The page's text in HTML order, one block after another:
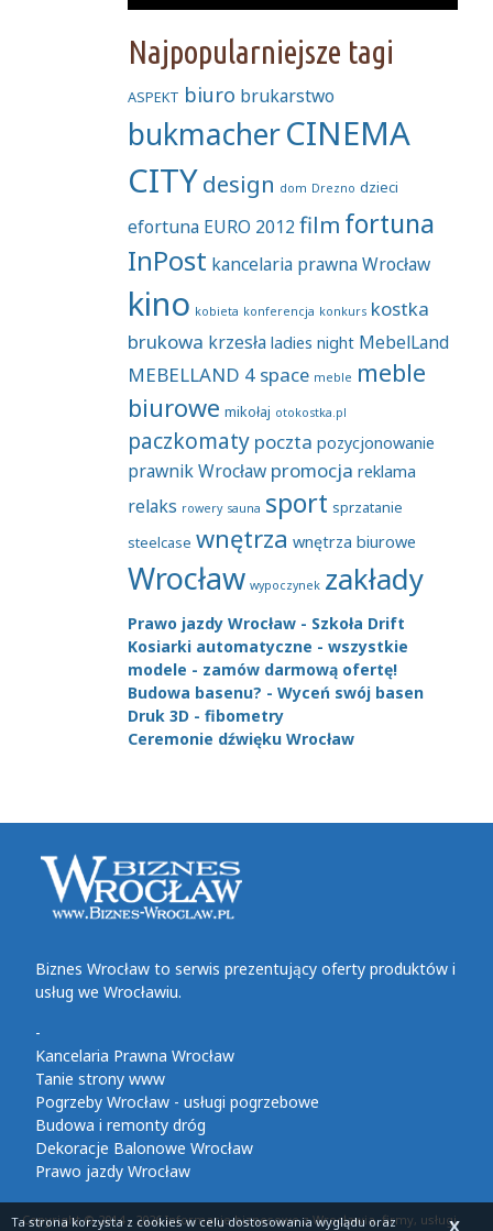
Najpopularniejsze tagi
ASPEKT biuro brukarstwo
bukmacherCINEMA
CITYdesign dom Drezno dzieci
efortuna EURO 2012film fortuna
InPost kancelaria prawna Wrocław
kino kobieta konferencja konkurs kostka
brukowa krzesła ladies night MebelLand
MEBELLAND 4 space meble meble
biurowe mikołaj otokostka.pl
paczkomaty poczta pozycjonowanie
prawnik Wrocław promocja reklama
relaks rowery sauna sport sprzatanie
steelcase wnętrza wnętrza biurowe
Wrocław wypoczynek zakłady
Prawo jazdy Wrocław - Szkoła Drift
Kosiarki automatyczne - wszystkie
modele - zamów darmową ofertę!
Budowa basenu? - Wyceń swój basen
Druk 3D - fibometry
Ceremonie dźwięku Wrocław
Biznes Wrocław to serwis prezentujący oferty produktów i
usług we Wrocławiu.
-
Kancelaria Prawna Wrocław
Tanie strony www
Pogrzeby Wrocław - usługi pogrzebowe
Budowa i remonty dróg
Dekoracje Balonowe Wrocław
Prawo jazdy Wrocław
Copyright © 2014 - 2026 Informacje biznesowe z Wrocławia, firmy, usługi,
X
Ta strona korzysta z cookiesw celu dostosowania wyglądu oraz